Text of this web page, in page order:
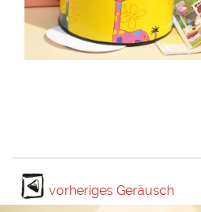
vorheriges Geräusch